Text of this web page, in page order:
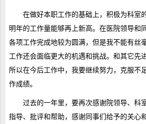
在做好本职工作的基础上，积极为科室
明年的工作量能够再上新高。在医院领导和
各项工作完成地较为圆满，但是我不能有丝
工作还会面临更大的机遇和挑战。和其它先
所以在今后工作中，我要继续努力，克服不
作成绩。
过去的一年里，要再次感谢院领导、科
指导、批评和帮助，感谢同事们给予的关心